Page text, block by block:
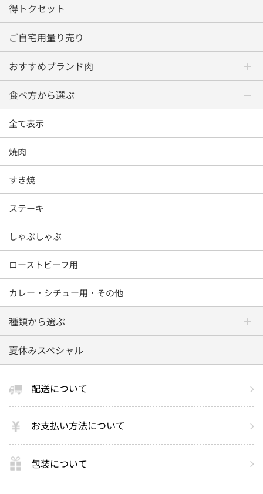
得トクセット
ご自宅用量り売り
おすすめブランド肉
食べ方から選ぶ
全て表示
焼肉
すき焼
ステーキ
しゃぶしゃぶ
ローストビーフ用
カレー・シチュー用・その他
種類から選ぶ
夏休みスペシャル
配送について
お支払い方法について
包装について